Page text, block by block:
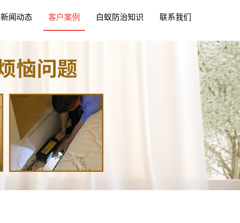
新闻动态 客户案例 白蚁防治知识 联系我们